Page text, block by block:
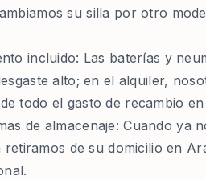
su silla por otro
incluido: Las baterías y
alto; en el alquiler,
todo el gasto de recambio
de almacenaje: Cuando ya
retiramos de su domicilio en